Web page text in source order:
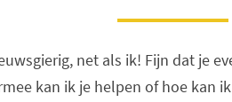
net als ik! Fijn dat je
kan ik je helpen of hoe kan